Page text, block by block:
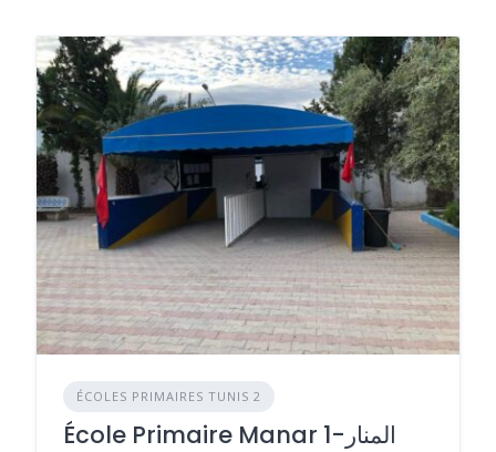
ÉCOLES PRIMAIRES TUNIS 2
École Primaire Manar 1-المنار